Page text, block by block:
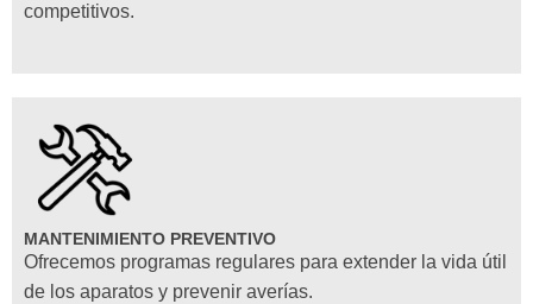
competitivos.
MANTENIMIENTO PREVENTIVO
Ofrecemos programas regulares para extender la vida útil
de los aparatos y prevenir averías.